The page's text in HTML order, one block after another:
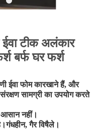
टीक अलंकार
बर्फ घर फर्श
ईवा फोम कारखाने हैं, और
सामग्री का उपयोग करते
नहीं।
गैर विषैले।